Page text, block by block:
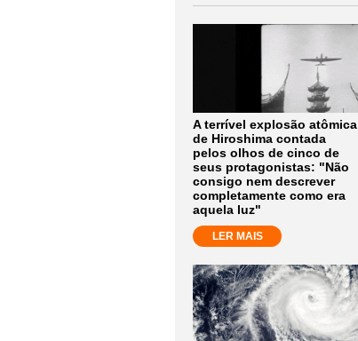
A terrível explosão atômica
de Hiroshima contada
pelos olhos de cinco de
seus protagonistas: "Não
consigo nem descrever
completamente como era
aquela luz"
LER MAIS